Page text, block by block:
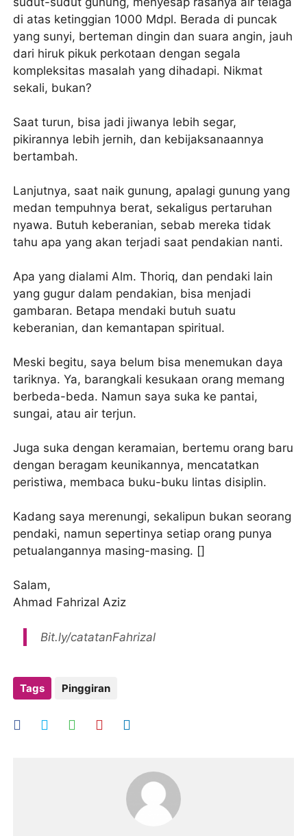
di atas ketinggian 1000 Mdpl. Berada di puncak
yang sunyi, berteman dingin dan suara angin, jauh
dari hiruk pikuk perkotaan dengan segala
kompleksitas masalah yang dihadapi. Nikmat
sekali, bukan?
Saat turun, bisa jadi jiwanya lebih segar,
pikirannya lebih jernih, dan kebijaksanaannya
bertambah.
Lanjutnya, saat naik gunung, apalagi gunung yang
medan tempuhnya berat, sekaligus pertaruhan
nyawa. Butuh keberanian, sebab mereka tidak
tahu apa yang akan terjadi saat pendakian nanti.
Apa yang dialami Alm. Thoriq, dan pendaki lain
yang gugur dalam pendakian, bisa menjadi
gambaran. Betapa mendaki butuh suatu
keberanian, dan kemantapan spiritual.
Meski begitu, saya belum bisa menemukan daya
tariknya. Ya, barangkali kesukaan orang memang
berbeda-beda. Namun saya suka ke pantai,
sungai, atau air terjun.
Juga suka dengan keramaian, bertemu orang baru
dengan beragam keunikannya, mencatatkan
peristiwa, membaca buku-buku lintas disiplin.
Kadang saya merenungi, sekalipun bukan seorang
pendaki, namun sepertinya setiap orang punya
petualangannya masing-masing. []
Salam,
Ahmad Fahrizal Aziz
Bit.ly/catatanFahrizal
Tags Pinggiran